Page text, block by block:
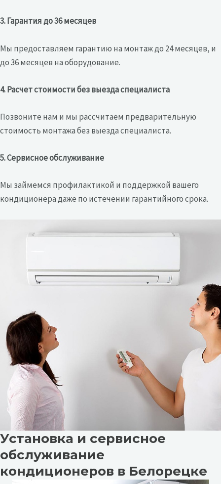
3. Гарантия до 36 месяцев
Мы предоставляем гарантию на монтаж до 24 месяцев, и
до 36 месяцев на оборудование.
4. Расчет стоимости без выезда специалиста
Позвоните нам и мы рассчитаем предварительную
стоимость монтажа без выезда специалиста.
5. Сервисное обслуживание
Мы займемся профилактикой и поддержкой вашего
кондиционера даже по истечении гарантийного срока.
Установка и сервисное
обслуживание
кондиционеров в Белорецке